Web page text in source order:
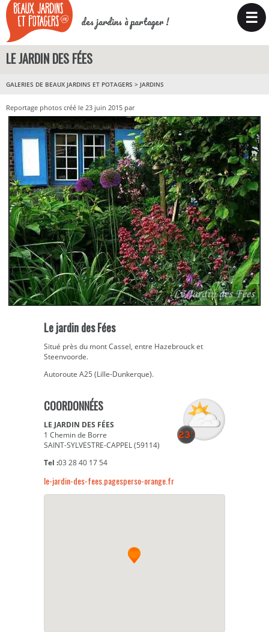
des jardins à partager ! ☰
LE JARDIN DES FÉES
GALERIES DE BEAUX JARDINS ET POTAGERS > JARDINS
Reportage photos créé le 23 juin 2015 par
Le jardin des Fées
Situé près du mont Cassel, entre Hazebrouck et
Steenvoorde.
Autoroute A25 (Lille-Dunkerque).
COORDONNÉES
LE JARDIN DES FÉES
1 Chemin de Borre
SAINT-SYLVESTRE-CAPPEL (59114)
Tel :03 28 40 17 54
le-jardin-des-fees.pagesperso-orange.fr